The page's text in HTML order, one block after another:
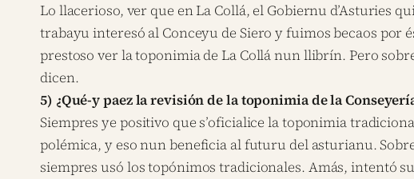
Lo llacerioso, ver que en La Collá, el Gobiernu d’Asturies
trabayu interesó al Conceyu de Siero y fuimos becaos por
prestoso ver la toponimia de La Collá nun llibrín. Pero
dicen.
5) ¿Qué-y paez la revisión de la toponimia de la
Siempres ye positivo que s’oficialice la toponimia
polémica, y eso nun beneficia al futuru del asturianu.
siempres usó los topónimos tradicionales. Amás, intentó